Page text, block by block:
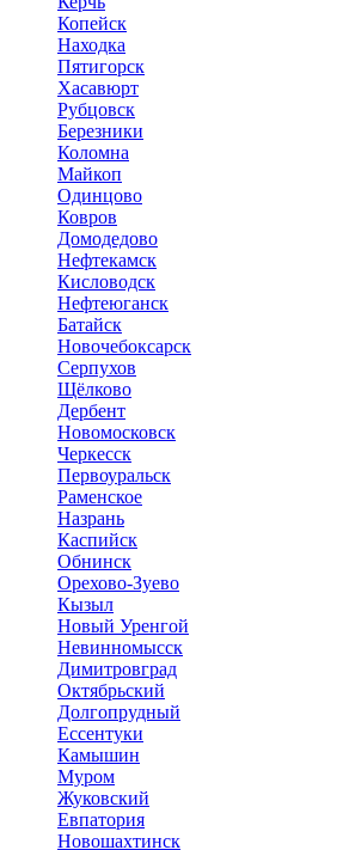
Копейск
Находка
Пятигорск
Хасавюрт
Рубцовск
Березники
Коломна
Майкоп
Одинцово
Ковров
Домодедово
Нефтекамск
Кисловодск
Нефтеюганск
Батайск
Новочебоксарск
Серпухов
Щёлково
Дербент
Новомосковск
Черкесск
Первоуральск
Раменское
Назрань
Каспийск
Обнинск
Орехово-Зуево
Кызыл
Новый Уренгой
Невинномысск
Димитровград
Октябрьский
Долгопрудный
Ессентуки
Камышин
Муром
Жуковский
Евпатория
Новошахтинск